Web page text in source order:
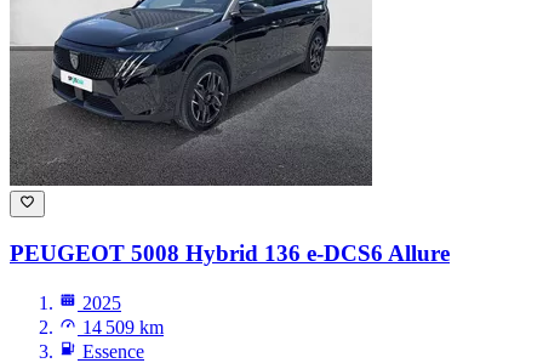
PEUGEOT 5008 Hybrid 136 e-DCS6 Allure
2025
14 509 km
Essence